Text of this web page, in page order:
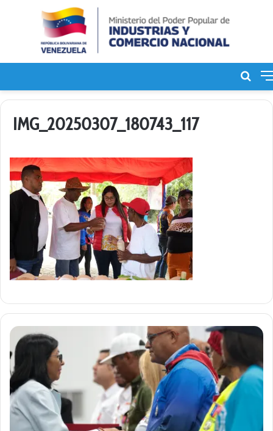
de
IMG_20250307_180743_117